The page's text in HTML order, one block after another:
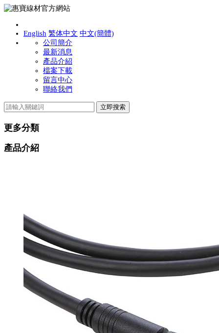
English 繁体中文 中文(簡體)
公司簡介
最新消息
產品介紹
檔案下載
留言中心
聯絡我們
更多分類
產品介紹